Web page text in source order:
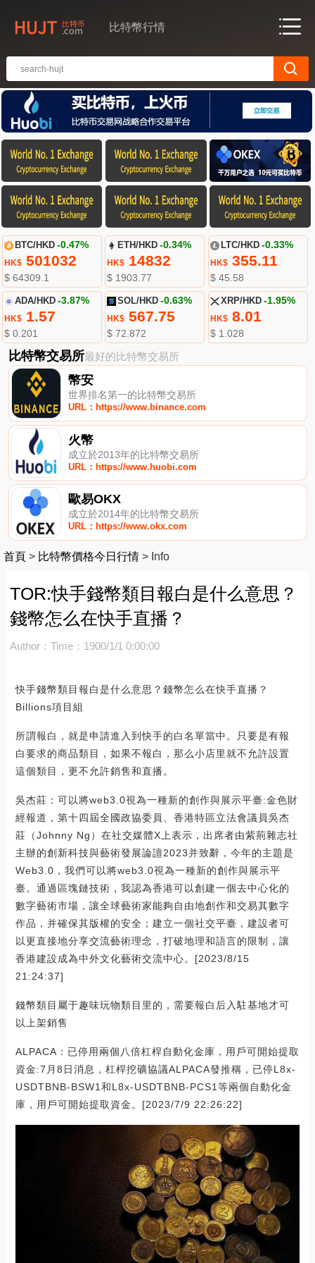
比特幣行情
BTC/HKD -0.47%
HK$501032
$ 64309.1
ETH/HKD -0.34%
HK$ 14832
$ 1903.77
LTC/HKD -0.33%
HK$355.11
$ 45.58
ADA/HKD -3.87%
HK$1.57
$ 0.201
SOL/HKD -0.63%
HK$ 567.75
$ 72.872
XRP/HKD -1.95%
HK$8.01
$ 1.028
比特幣交易所最好的比特幣交易所
幣安
世界排名第一的比特幣交易所
URL：https://www.binance.com
火幣
成立於2013年的比特幣交易所
URL：https://www.huobi.com
歐易OKX
成立於2014年的比特幣交易所
URL：https://www.okx.com
首頁 > 比特幣價格今日行情 > Info
TOR:快手錢幣類目報白是什么意思？
錢幣怎么在快手直播？
Author： Time：1900/1/1 0:00:00
快手錢幣類目報白是什么意思？錢幣怎么在快手直播？
Billions項目組
所謂報白，就是申請進入到快手的白名單當中。只要是有報
白要求的商品類目，如果不報白，那么小店里就不允許設置
這個類目，更不允許銷售和直播。
吳杰莊：可以將web3.0視為一種新的創作與展示平臺:金色財
經報道，第十四屆全國政協委員、香港特區立法會議員吳杰
莊（Johnny Ng）在社交媒體X上表示，出席者由紫荊雜志社
主辦的創新科技與藝術發展論譠2023并致辭，今年的主題是
Web3.0，我們可以將web3.0視為一種新的創作與展示平
臺。通過區塊鏈技術，我認為香港可以創建一個去中心化的
數字藝術市場，讓全球藝術家能夠自由地創作和交易其數字
作品，并確保其版權的安全；建立一個社交平臺，建設者可
以更直接地分享交流藝術理念，打破地理和語言的限制，讓
香港建設成為中外文化藝術交流中心。[2023/8/15
21:24:37]
錢幣類目屬于趣味玩物類目里的，需要報白后入駐基地才可
以上架銷售
ALPACA：已停用兩個八倍杠桿自動化金庫，用戶可開始提取
資金:7月8日消息，杠桿挖礦協議ALPACA發推稱，已停L8x-
USDTBNB-BSW1和L8x-USDTBNB-PCS1等兩個自動化金
庫，用戶可開始提取資金。[2023/7/9 22:26:22]